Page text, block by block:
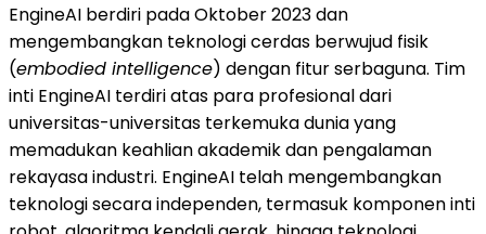
EngineAI berdiri pada Oktober 2023 dan
mengembangkan teknologi cerdas berwujud fisik
(embodied intelligence) dengan fitur serbaguna. Tim
inti EngineAI terdiri atas para profesional dari
universitas-universitas terkemuka dunia yang
memadukan keahlian akademik dan pengalaman
rekayasa industri. EngineAI telah mengembangkan
teknologi secara independen, termasuk komponen inti